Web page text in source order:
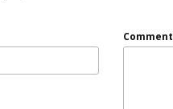
Comment